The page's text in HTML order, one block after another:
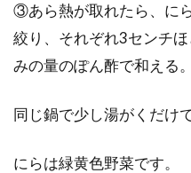
③あら熱が取れたら、に
絞り、それぞれ3センチ
みの量のぽん酢で和える。
同じ鍋で少し湯がくだけ
にらは緑黄色野菜です。